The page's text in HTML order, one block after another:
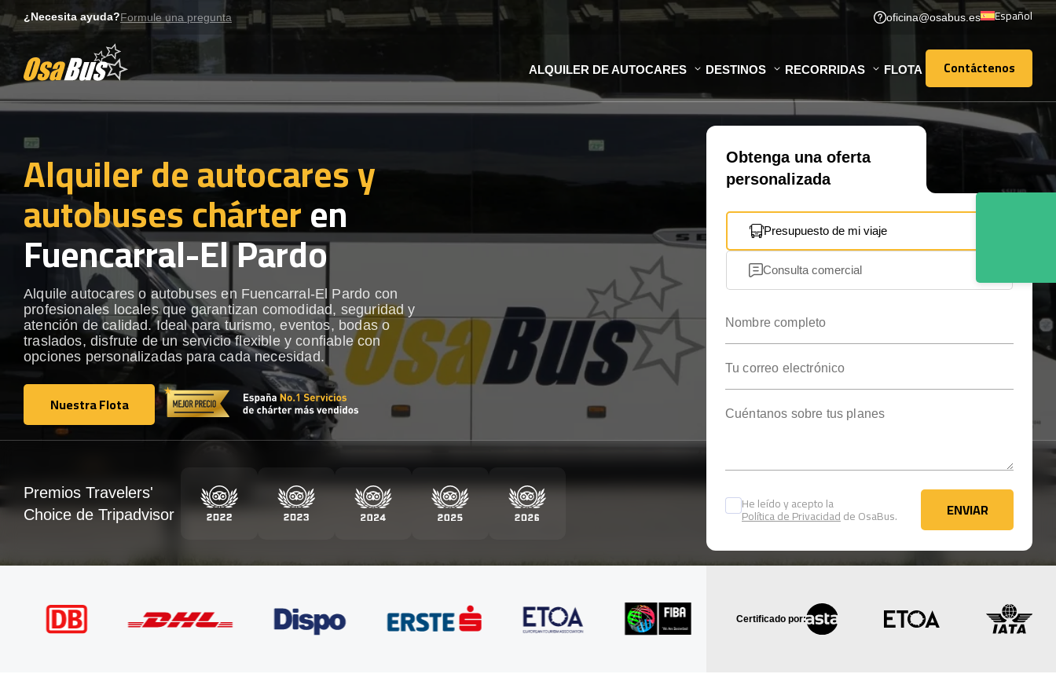
to
¿Necesita ayuda?Formule una pregunta oficina@osabus.es Español
ALQUILER DE AUTOCARES DESTINOS RECORRIDAS FLOTA Contáctenos
Contáctenos
Alquiler de autocares y
autobuses chárteren
Fuencarral-El Pardo
Alquile autocares o autobuses en Fuencarral-El Pardo con
profesionales locales que garantizan comodidad, seguridad y
atención de calidad. Ideal para turismo, eventos, bodas o
traslados, disfrute de un servicio flexible y confiable con
opciones personalizadas para cada necesidad.
Nuestra Flota
Nuestra Flota
Obtenga una oferta
personalizada
Presupuesto de mi viaje
Consulta comercial
He leído y acepto la
Política de Privacidadde OsaBus. ENVIAR
ENVIAR
Premios Travelers'
Choice de Tripadvisor
Certificado por: